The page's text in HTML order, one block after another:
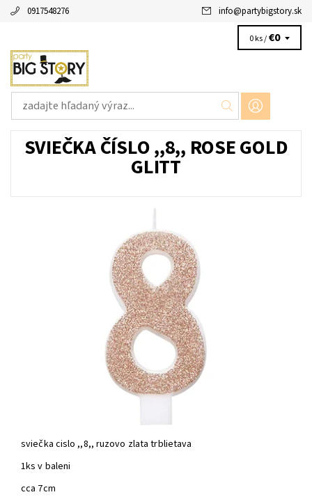
0917548276 info@partybigstory.sk
0 ks /€0
SVIEČKA ČÍSLO ,,8,, ROSE GOLD
GLITT
sviečka cislo ,,8,, ruzovo zlata trblietava
1ks v baleni
cca 7cm